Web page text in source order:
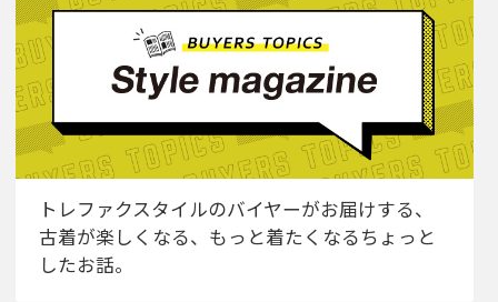
トレファクスタイルのバイヤーがお届けする、
古着が楽しくなる、もっと着たくなるちょっと
したお話。